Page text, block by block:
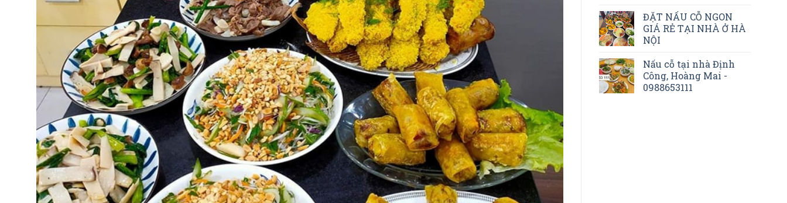
ĐẶT NẤU CỖ NGON
GIÁ RẺ TẠI NHÀ Ở HÀ
NỘI
Nấu cỗ tại nhà Định
Công, Hoàng Mai -
0988653111